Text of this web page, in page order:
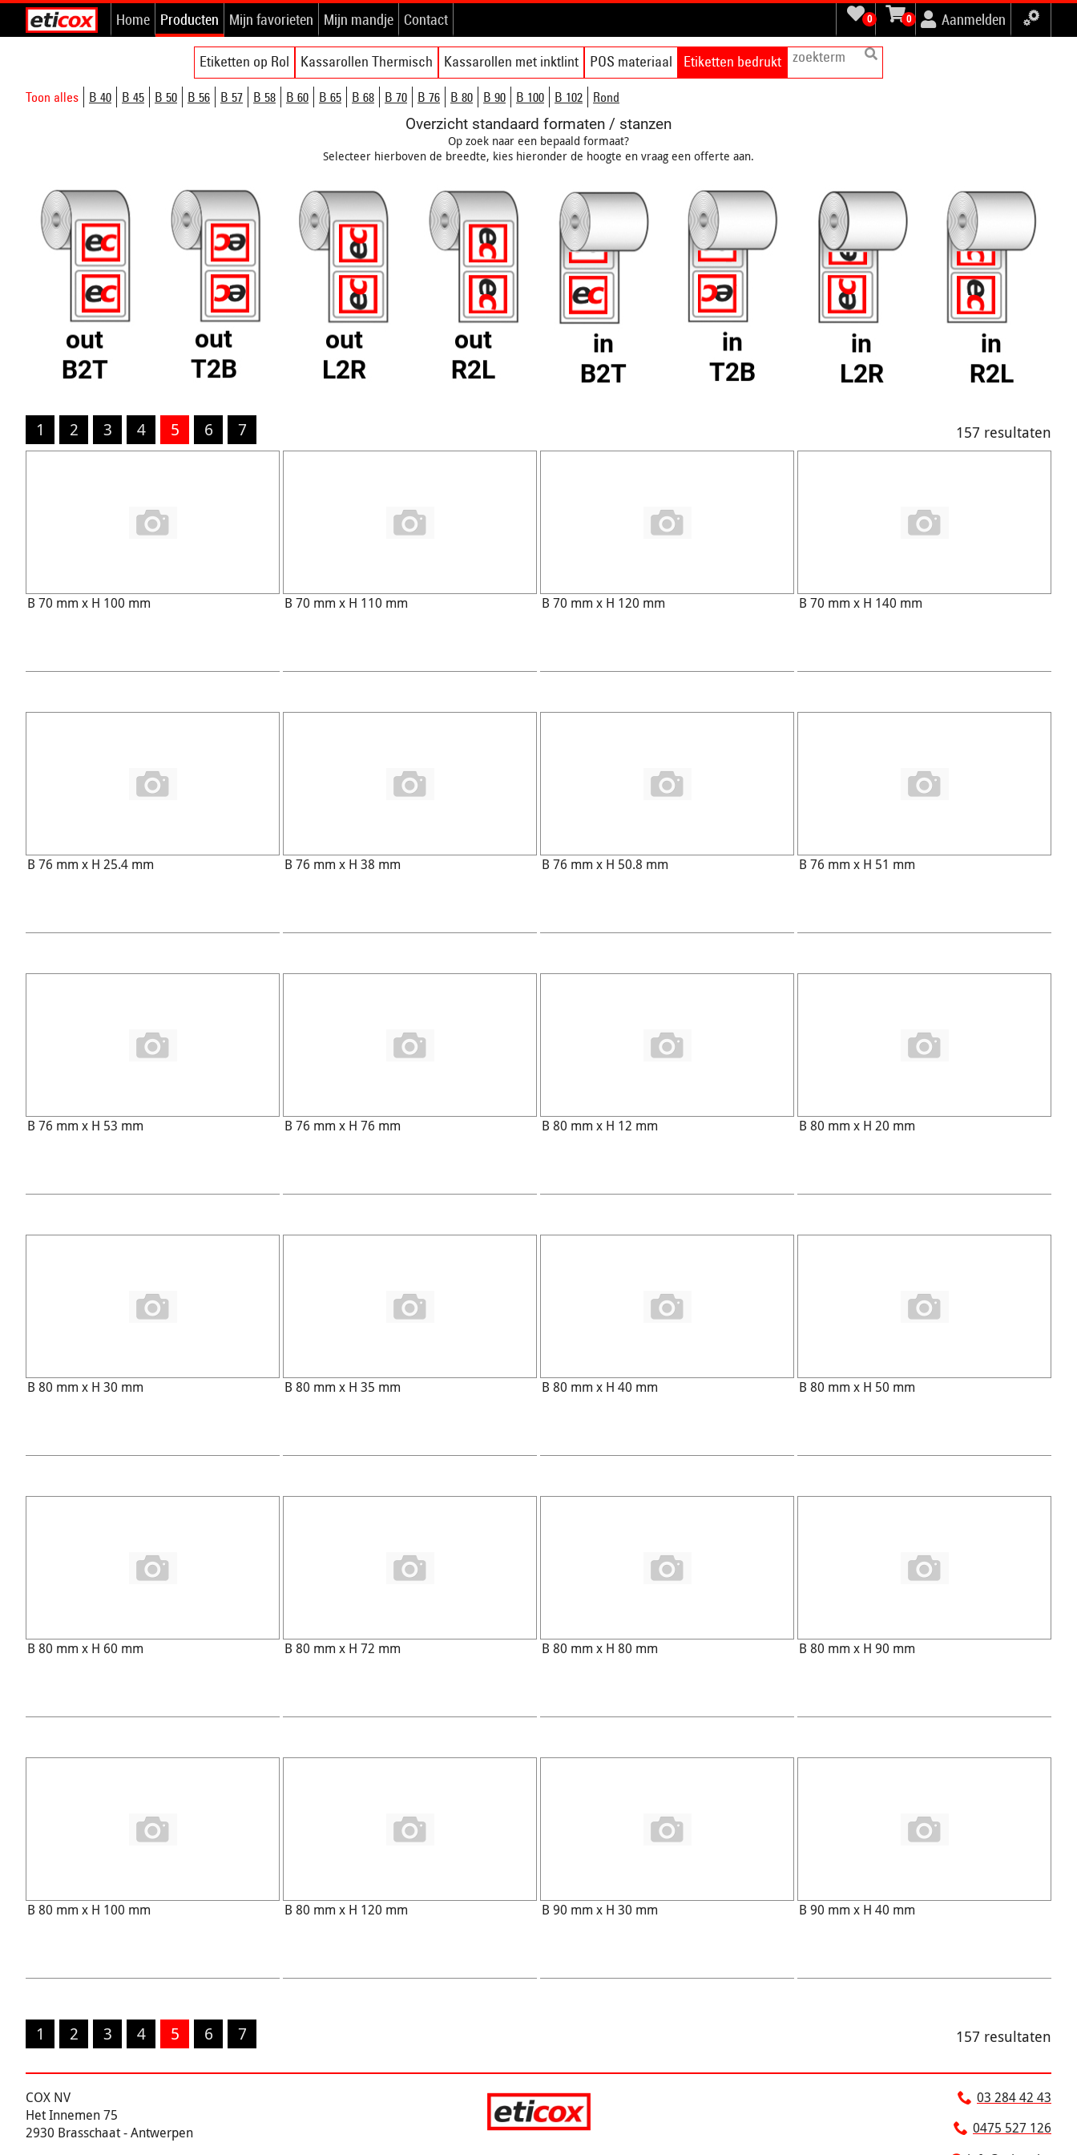
Home Producten Mijn favorieten Mijn mandje Contact 0 0 Aanmelden
Etiketten op Rol Kassarollen Thermisch Kassarollen met inktlint POS materiaal Etiketten bedrukt
Toon alles B 40 B 45 B 50 B 56 B 57 B 58 B 60 B 65 B 68 B 70 B 76 B 80 B 90 B 100 B 102 Rond
Overzicht standaard formaten / stanzen
Op zoek naar een bepaald formaat?
Selecteer hierboven de breedte, kies hieronder de hoogte en vraag een offerte aan.
1 2 3 4 5 6 7 157 resultaten
B 70 mm x H 100 mm B 70 mm x H 110 mm B 70 mm x H 120 mm B 70 mm x H 140 mm
B 76 mm x H 25.4 mm B 76 mm x H 38 mm B 76 mm x H 50.8 mm B 76 mm x H 51 mm
B 76 mm x H 53 mm B 76 mm x H 76 mm B 80 mm x H 12 mm B 80 mm x H 20 mm
B 80 mm x H 30 mm B 80 mm x H 35 mm B 80 mm x H 40 mm B 80 mm x H 50 mm
B 80 mm x H 60 mm B 80 mm x H 72 mm B 80 mm x H 80 mm B 80 mm x H 90 mm
B 80 mm x H 100 mm B 80 mm x H 120 mm B 90 mm x H 30 mm B 90 mm x H 40 mm
1 2 3 4 5 6 7 157 resultaten
COX NV
Het Innemen 75
2930 Brasschaat - Antwerpen
03 284 42 43
0475 527 126